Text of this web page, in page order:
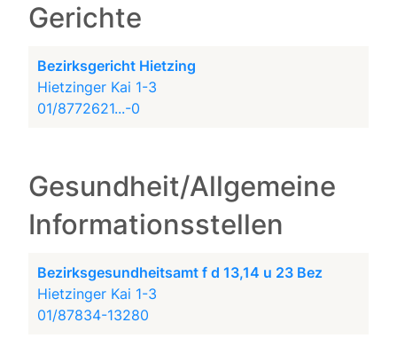
Gerichte
Bezirksgericht Hietzing
Hietzinger Kai 1-3
01/8772621...-0
Gesundheit/Allgemeine
Informationsstellen
Bezirksgesundheitsamt f d 13,14 u 23 Bez
Hietzinger Kai 1-3
01/87834-13280